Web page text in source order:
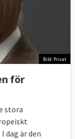
Bild: Privat
för
stora
dag är den